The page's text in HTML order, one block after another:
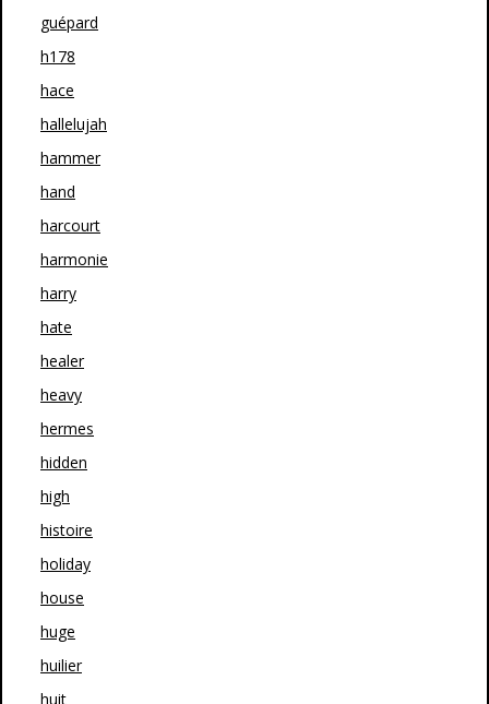
guépard
h178
hace
hallelujah
hammer
hand
harcourt
harmonie
harry
hate
healer
heavy
hermes
hidden
high
histoire
holiday
house
huge
huilier
huit